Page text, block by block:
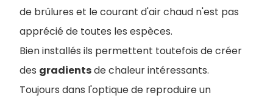
de brûlures et le courant d'air chaud n'est pas
apprécié de toutes les espèces.
Bien installés ils permettent toutefois de créer
des gradientsde chaleur intéressants.
Toujours dans l'optique de reproduire un